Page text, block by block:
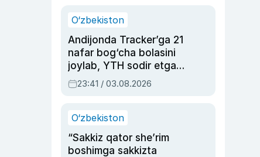
O‘zbekiston
Andijonda Tracker’ga 21
nafar bog‘cha bolasini
joylab, YTH sodir etgan
ayolga sud hukmi o‘qildi
23:41 / 03.08.2026
O‘zbekiston
“Sakkiz qator she’rim
boshimga sakkizta